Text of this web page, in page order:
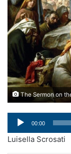
The Sermon on
Audio
Player
00:00
Luisella Scrosati